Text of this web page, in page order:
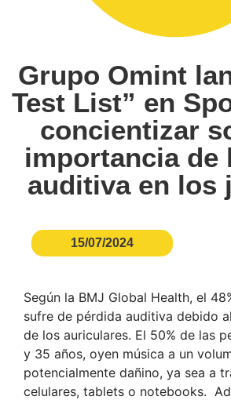
Grupo Omint
Test List” en
concientizar
importancia de
auditiva en los
15/07/2024
Según la BMJ Global Health, el
sufre de pérdida auditiva debido
de los auriculares. El 50% de las
y 35 años, oyen música a un
potencialmente dañino, ya sea a
celulares, tablets o notebooks.